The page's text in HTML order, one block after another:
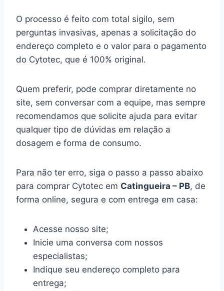
O processo é feito com total sigilo, sem
perguntas invasivas, apenas a solicitação do
endereço completo e o valor para o pagamento
do Cytotec, que é 100% original.
Quem preferir, pode comprar diretamente no
site, sem conversar com a equipe, mas sempre
recomendamos que solicite ajuda para evitar
qualquer tipo de dúvidas em relação a
dosagem e forma de consumo.
Para não ter erro, siga o passo a passo abaixo
para comprar Cytotec em Catingueira – PB, de
forma online, segura e com entrega em casa:
Acesse nosso site;
Inicie uma conversa com nossos
especialistas;
Indique seu endereço completo para
entrega;